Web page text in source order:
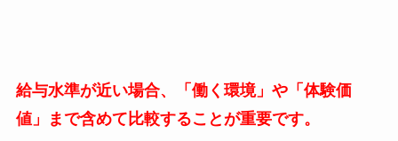
給与水準が近い場合、「働く環境」や「体験価
値」まで含めて比較することが重要です。